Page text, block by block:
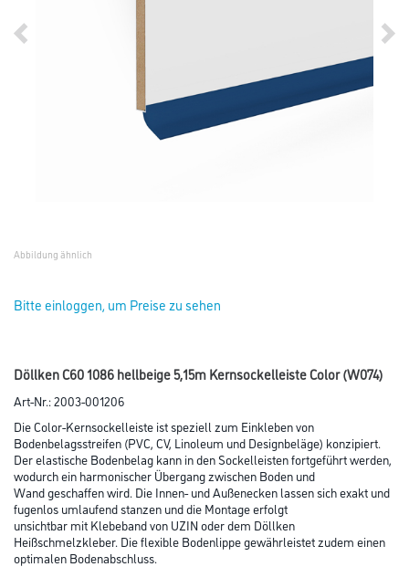
Abbildung ähnlich
Bitte einloggen, um Preise zu sehen
Döllken C60 1086 hellbeige 5,15m Kernsockelleiste Color (W074)
Art-Nr.:2003-001206
Die Color-Kernsockelleiste ist speziell zum Einkleben von
Bodenbelagsstreifen (PVC, CV, Linoleum und Designbeläge) konzipiert.
Der elastische Bodenbelag kann in den Sockelleisten fortgeführt werden,
wodurch ein harmonischer Übergang zwischen Boden und
Wand geschaffen wird. Die Innen- und Außenecken lassen sich exakt und
fugenlos umlaufend stanzen und die Montage erfolgt
unsichtbar mit Klebeband von UZIN oder dem Döllken
Heißschmelzkleber. Die flexible Bodenlippe gewährleistet zudem einen
optimalen Bodenabschluss.